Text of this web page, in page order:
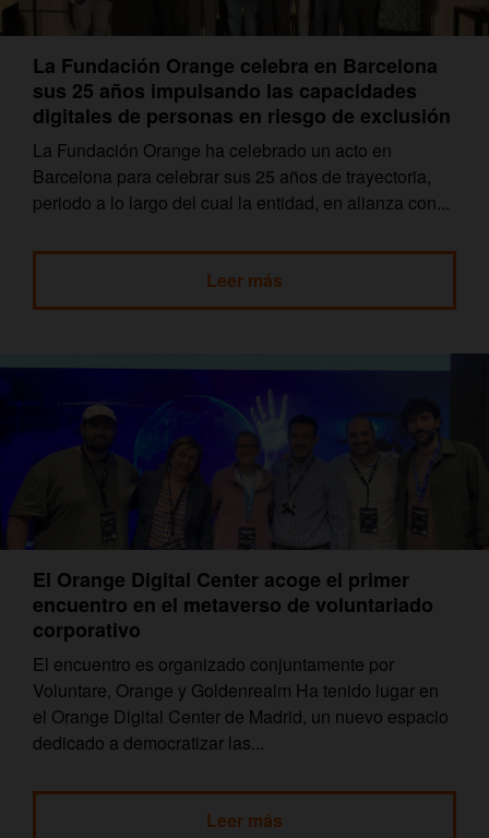
La Fundación Orange celebra en Barcelona
sus 25 años impulsando las capacidades
digitales de personas en riesgo de exclusión
La Fundación Orange ha celebrado un acto en
Barcelona para celebrar sus 25 años de trayectoria,
periodo a lo largo del cual la entidad, en alianza con...
Leer más
El Orange Digital Center acoge el primer
encuentro en el metaverso de voluntariado
corporativo
El encuentro es organizado conjuntamente por
Voluntare, Orange y Goldenrealm Ha tenido lugar en
el Orange Digital Center de Madrid, un nuevo espacio
dedicado a democratizar las...
Leer más